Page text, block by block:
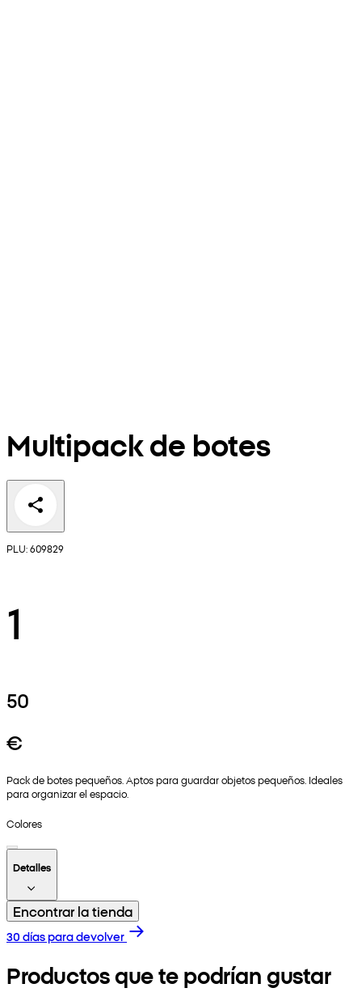
Multipack de botes
PLU: 609829
1
50
€
Pack de botes pequeños. Aptos para guardar objetos pequeños. Ideales
para organizar el espacio.
Colores
Detalles
Encontrar la tienda
30 días para devolver
Productos que te podrían gustar